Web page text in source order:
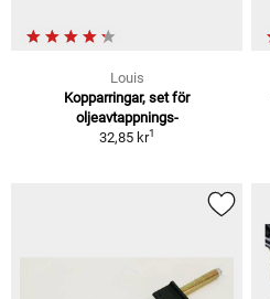
Louis
Kopparringar, set för
oljeavtappnings-
32,85 kr1